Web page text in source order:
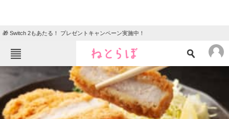
🎁 Switch 2もあたる！ プレゼントキャンペーン実施中！
ねとらぼメニュー
ニュース
エンタメ クイズ